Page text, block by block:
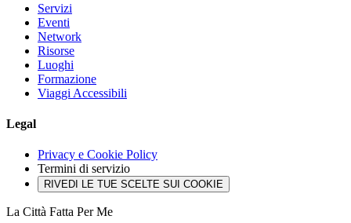
Servizi
Eventi
Network
Risorse
Luoghi
Formazione
Viaggi Accessibili
Legal
Privacy e Cookie Policy
Termini di servizio
RIVEDI LE TUE SCELTE SUI COOKIE
La Città Fatta Per Me